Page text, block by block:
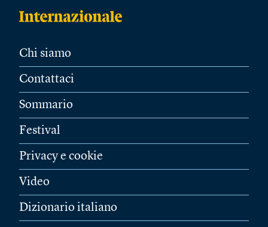
Chi siamo
Contattaci
Sommario
Festival
Privacy e cookie
Video
Dizionario italiano